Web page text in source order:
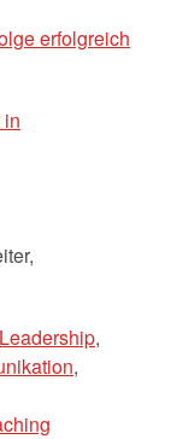
erfolgreich
Leadership,
,